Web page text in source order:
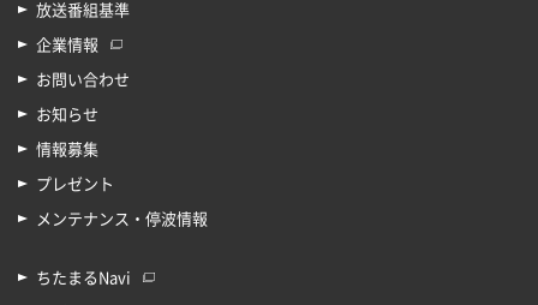
放送番組基準
企業情報
お問い合わせ
お知らせ
情報募集
プレゼント
メンテナンス・停波情報
ちたまるNavi